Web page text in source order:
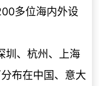
多位海内外设
圳、杭州、上海
布在中国、意大